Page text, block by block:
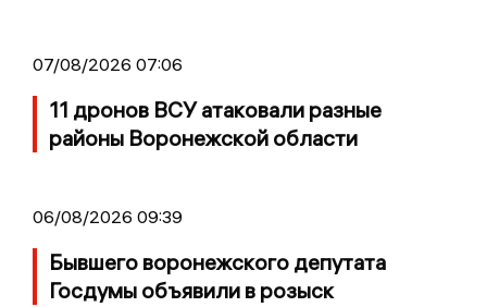
07/08/2026 07:06
11 дронов ВСУ атаковали разные
районы Воронежской области
06/08/2026 09:39
Бывшего воронежского депутата
Госдумы объявили в розыск